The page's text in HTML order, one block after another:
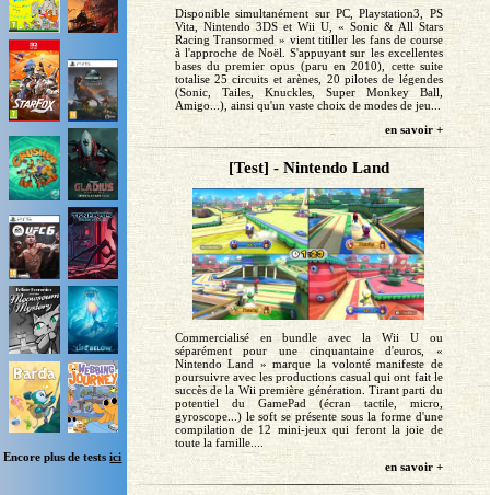
Encore plus de testsici
Disponible simultanément sur PC, Playstation3, PS
Vita, Nintendo 3DS et Wii U, « Sonic & All Stars
Racing Transormed » vient titiller les fans de course
à l'approche de Noël. S'appuyant sur les excellentes
bases du premier opus (paru en 2010), cette suite
totalise 25 circuits et arènes, 20 pilotes de légendes
(Sonic, Tailes, Knuckles, Super Monkey Ball,
Amigo...), ainsi qu'un vaste choix de modes de jeu...
en savoir +
[Test] - Nintendo Land
Commercialisé en bundle avec la Wii U ou
séparément pour une cinquantaine d'euros, «
Nintendo Land » marque la volonté manifeste de
poursuivre avec les productions casual qui ont fait le
succès de la Wii première génération. Tirant parti du
potentiel du GamePad (écran tactile, micro,
gyroscope...) le soft se présente sous la forme d'une
compilation de 12 mini-jeux qui feront la joie de
toute la famille....
en savoir +